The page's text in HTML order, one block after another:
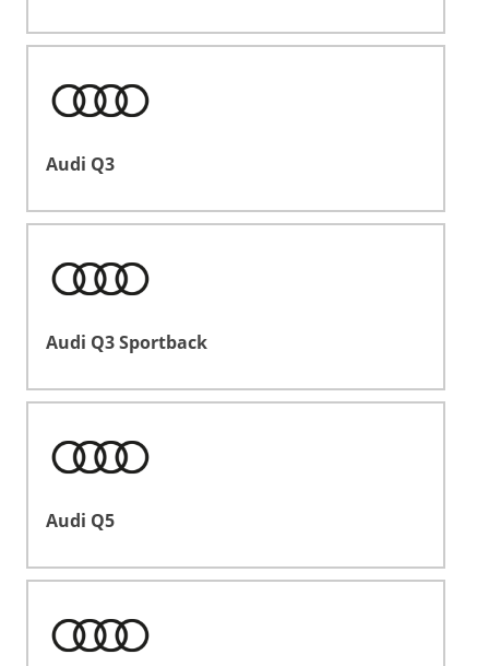
Audi Q3
Audi Q3 Sportback
Audi Q5